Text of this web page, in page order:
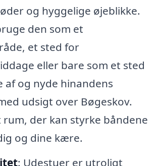
og hyggelige øjeblikke.
den som et
et sted for
eller bare som et sted
af og nyde hinandens
udsigt over Bøgeskov.
rum, der kan styrke båndene
og dine kære.
: Udestuer er utroligt